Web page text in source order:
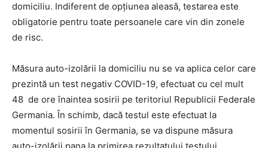
domiciliu. Indiferent de opțiunea aleasă, testarea este
obligatorie pentru toate persoanele care vin din zonele
de risc.
Măsura auto-izolării la domiciliu nu se va aplica celor care
prezintă un test negativ COVID-19, efectuat cu cel mult
48 de ore înaintea sosirii pe teritoriul Republicii Federale
Germania. În schimb, dacă testul este efectuat la
momentul sosirii în Germania, se va dispune măsura